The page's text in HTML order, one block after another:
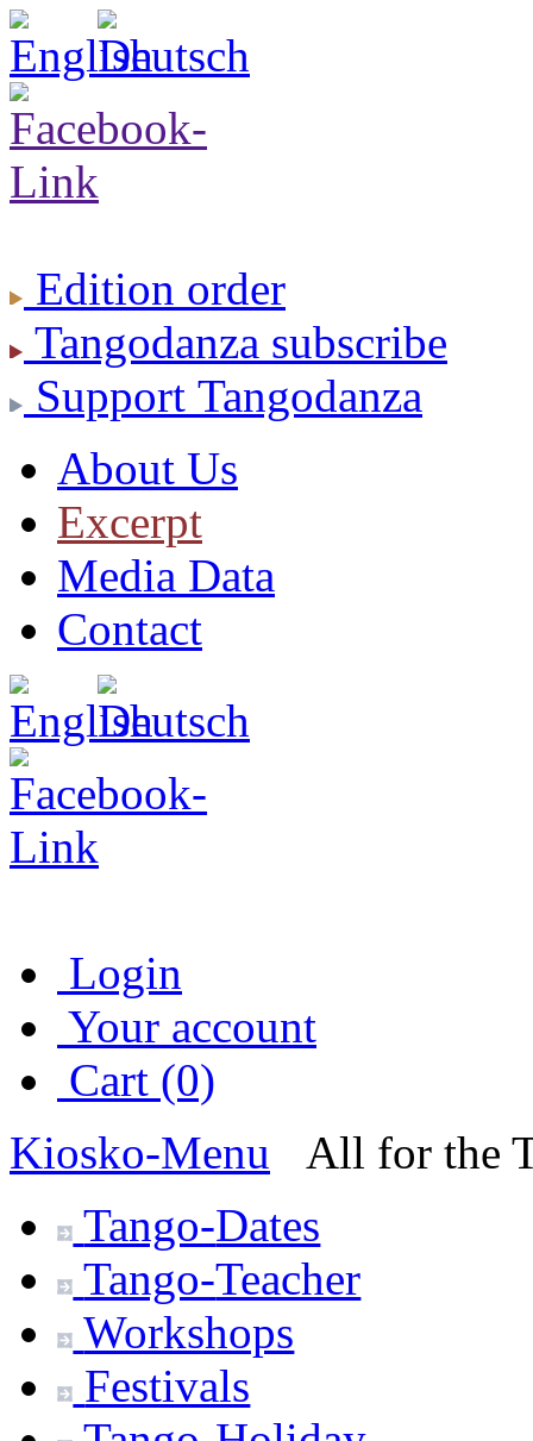
Edition order
Tangodanza subscribe
Support Tangodanza
About Us
Excerpt
Media Data
Contact
Login
Your account
Cart (0)
Kiosko-Menu
All for the
Tango-Dates
Tango-Teacher
Workshops
Festivals